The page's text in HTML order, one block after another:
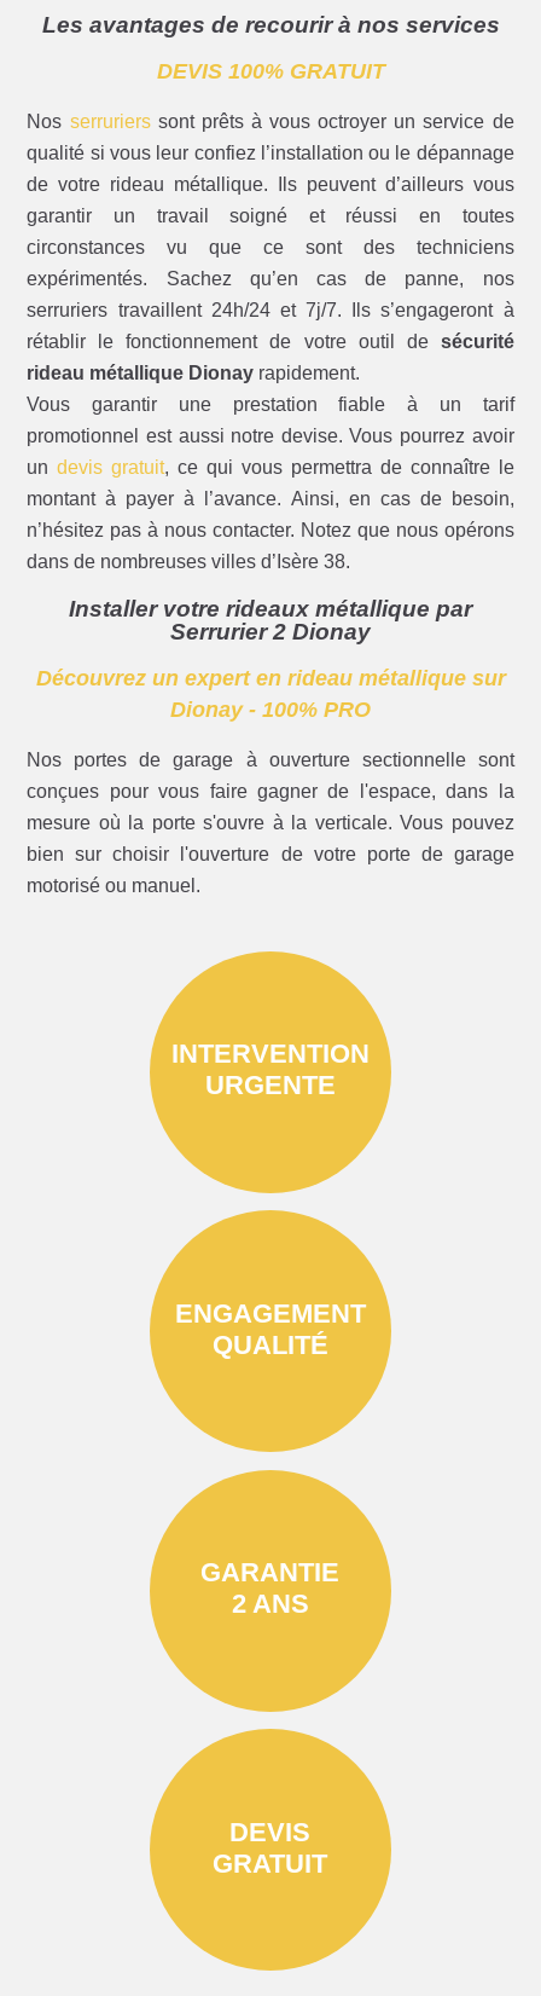
Les avantages de recourir à nos services
DEVIS 100% GRATUIT
Nos serrurierssont prêts à vous octroyer un service de
qualité si vous leur confiez l’installation ou le dépannage
de votre rideau métallique. Ils peuvent d’ailleurs vous
garantir un travail soigné et réussi en toutes
circonstances vu que ce sont des techniciens
expérimentés. Sachez qu’en cas de panne, nos
serruriers travaillent 24h/24 et 7j/7. Ils s’engageront à
rétablir le fonctionnement de votre outil de sécurité
rideau métallique Dionay rapidement.
Vous garantir une prestation fiable à un tarif
promotionnel est aussi notre devise. Vous pourrez avoir
undevis gratuit, ce qui vous permettra de connaître le
montant à payer à l’avance. Ainsi, en cas de besoin,
n’hésitez pas à nous contacter. Notez que nous opérons
dans de nombreuses villes d’Isère 38.
Installer votre rideaux métallique par
Serrurier 2 Dionay
Découvrez un expert en rideau métallique sur
Dionay - 100% PRO
Nos portes de garage à ouverture sectionnelle sont
conçues pour vous faire gagner de l'espace, dans la
mesure où la porte s'ouvre à la verticale. Vous pouvez
bien sur choisir l'ouverture de votre porte de garage
motorisé ou manuel.
INTERVENTION
URGENTE
ENGAGEMENT
QUALITÉ
GARANTIE
2 ANS
DEVIS
GRATUIT